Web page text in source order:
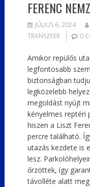
FERENC
JÚLIUS 6, 2024
TRANSZFER
0
Amikor repülős
legfontosabb
biztonságban
legközelebb
megoldást nyújt
kényelmes reptéri
hiszen a Liszt
percre található.
utazás kezdete is
lesz.
őrzöttek, így
távolléte alatt